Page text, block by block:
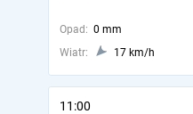
Opad: 0 mm
Wiatr:
17 km/h
11:00